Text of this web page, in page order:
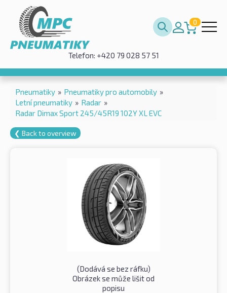
0
Telefon: +420 79 028 57 51
Pneumatiky » Pneumatiky pro automobily »
Letní pneumatiky » Radar »
Radar Dimax Sport 245/45R19 102Y XL EVC
❮ Back to overview
(Dodává se bez ráfku)
Obrázek se může lišit od
popisu